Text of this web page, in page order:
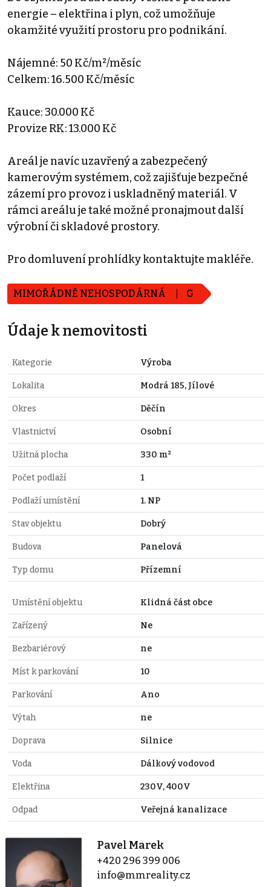
energie – elektřina i plyn, což umožňuje
okamžité využití prostoru pro podnikání.
Nájemné: 50 Kč/m²/měsíc
Celkem: 16.500 Kč/měsíc
Kauce: 30.000 Kč
Provize RK: 13.000 Kč
Areál je navíc uzavřený a zabezpečený
kamerovým systémem, což zajišťuje bezpečné
zázemí pro provoz i uskladněný materiál. V
rámci areálu je také možné pronajmout další
výrobní či skladové prostory.
Pro domluvení prohlídky kontaktujte makléře.
MIMOŘÁDNĚ NEHOSPODÁRNÁ G
Údaje k nemovitosti
Kategorie Výroba
Lokalita Modrá 185, Jílové
Okres Děčín
Vlastnictví Osobní
Užitná plocha 330 m²
Počet podlaží 1
Podlaží umístění 1. NP
Stav objektu Dobrý
Budova Panelová
Typ domu Přízemní
Umístění objektu Klidná část obce
Zařízený Ne
Bezbariérový ne
Míst k parkování 10
Parkování Ano
Výtah ne
Doprava Silnice
Voda Dálkový vodovod
Elektřina 230V, 400V
Odpad Veřejná kanalizace
Pavel Marek
+420 296 399 006
info@mmreality.cz